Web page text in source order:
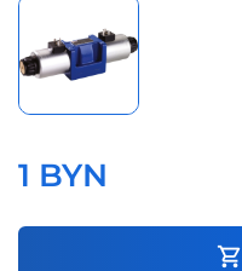
1 BYN
shopping_cart